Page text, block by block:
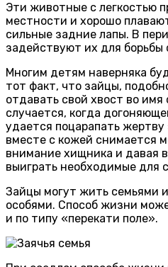
Эти животные с легкостью
местности и хорошо
сильные задние лапы. В
задействуют их для борьбы
Многим детям наверняка
тот факт, что зайцы,
отдавать свой хвост во имя
случается, когда
удается поцарапать
вместе с кожей снимается
внимание хищника и давая
выиграть необходимые для
Зайцы могут жить семьями
особями. Способ жизни
и по типу «перекати поле».